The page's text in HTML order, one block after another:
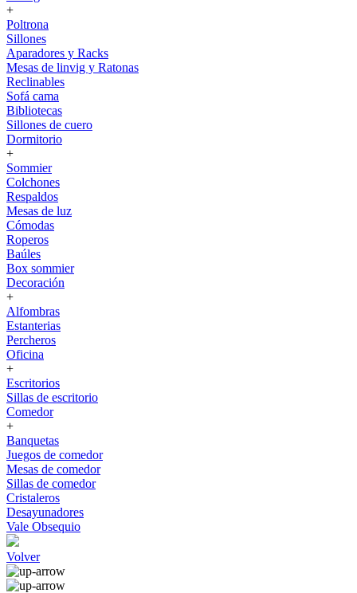
+
Poltrona
Sillones
Aparadores y Racks
Mesas de linvig y Ratonas
Reclinables
Sofá cama
Bibliotecas
Sillones de cuero
Dormitorio
+
Sommier
Colchones
Respaldos
Mesas de luz
Cómodas
Roperos
Baúles
Box sommier
Decoración
+
Alfombras
Estanterias
Percheros
Oficina
+
Escritorios
Sillas de escritorio
Comedor
+
Banquetas
Juegos de comedor
Mesas de comedor
Sillas de comedor
Cristaleros
Desayunadores
Vale Obsequio
Volver